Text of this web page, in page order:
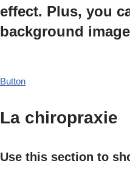
effect. Plus, you
background
Button
La chiropraxie
Use this section to